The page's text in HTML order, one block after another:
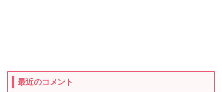
最近のコメント